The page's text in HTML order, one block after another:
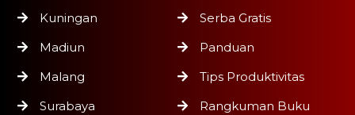
Kuningan
Madiun
Malang
Surabaya
Serba Gratis
Panduan
Tips Produktivitas
Rangkuman Buku